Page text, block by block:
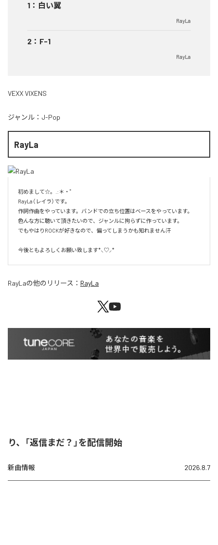
1 ： 白い翼
RayLa
2 ： F-1
RayLa
VEXX VIXENS
ジャンル： J-Pop
RayLa
初めまして☆。.:＊・゜
RayLa（レイラ）です。
作詞作曲をやっています。バンドでの立ち位置はベースをやっています。
色んな方に聴いて頂きたいので、ジャンルに拘らずに作っています。
でもやはりROCKが好きなので、偏ってしまうかも知れません汗
今後ともよろしくお願い致します*⸜♡⸝*
RayLaの他のリリース： RayLa
り、「返信まだ？」を配信開始
新曲情報 2026.8.7